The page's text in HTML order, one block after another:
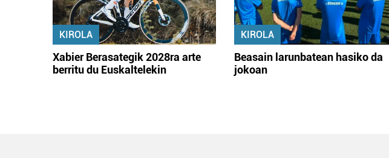
KIROLA
Xabier Berasategik 2028ra arte
berritu du Euskaltelekin
KIROLA
Beasain larunbatean hasiko da
jokoan